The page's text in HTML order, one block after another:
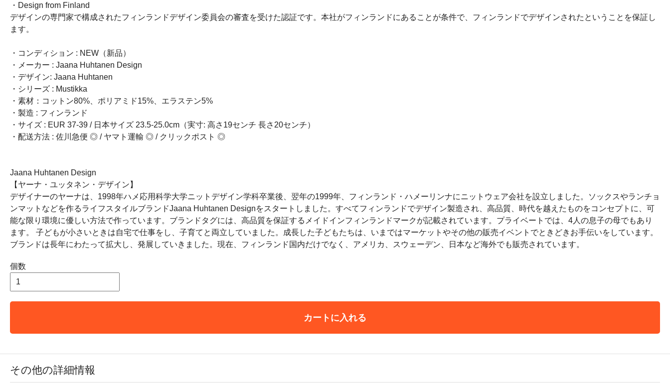
・Design from Finland
デザインの専門家で構成されたフィンランドデザイン委員会の審査を受けた認証です。本社がフィンランドにあることが条件で、フィンランドでデザインされたということを保証し
ます。
・コンディション : NEW（新品）
・メーカー : Jaana Huhtanen Design
・デザイン: Jaana Huhtanen
・シリーズ : Mustikka
・素材：コットン80%、ポリアミド15%、エラステン5%
・製造 : フィンランド
・サイズ : EUR 37-39 / 日本サイズ 23.5-25.0cm（実寸: 高さ19センチ 長さ20センチ）
・配送方法 : 佐川急便 ◎ / ヤマト運輸 ◎ / クリックポスト ◎
Jaana Huhtanen Design
【ヤーナ・ユッタネン・デザイン】
デザイナーのヤーナは、1998年ハメ応用科学大学ニットデザイン学科卒業後、翌年の1999年、フィンランド・ハメーリンナにニットウェア会社を設立しました。ソックスやランチョ
ンマットなどを作るライフスタイルブランドJaana Huhtanen Designをスタートしました。すべてフィンランドでデザイン製造され、高品質、時代を越えたものをコンセプトに、可
能な限り環境に優しい方法で作っています。ブランドタグには、高品質を保証するメイドインフィンランドマークが記載されています。プライベートでは、4人の息子の母でもあり
ます。 子どもが小さいときは自宅で仕事をし、子育てと両立していました。成長した子どもたちは、いまではマーケットやその他の販売イベントでときどきお手伝いをしています。
ブランドは長年にわたって拡大し、発展していきました。現在、フィンランド国内だけでなく、アメリカ、スウェーデン、日本など海外でも販売されています。
個数
カートに入れる
その他の詳細情報